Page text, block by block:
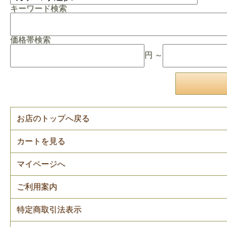
キーワード検索
価格帯検索
円 ～
お店のトップへ戻る
カートを見る
マイページへ
ご利用案内
特定商取引法表示